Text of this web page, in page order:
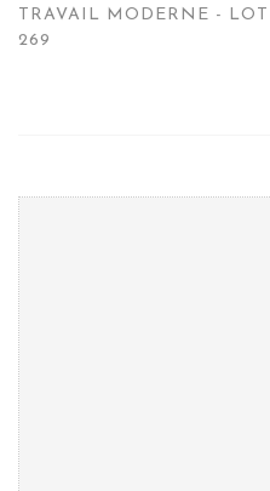
TRAVAIL MODERNE - LOT
269